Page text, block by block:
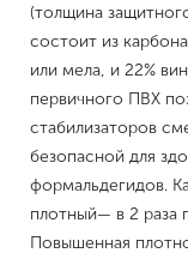
(толщина
состоит из
или мела, и 22%
первичного ПВХ
стабилизаторов
безопасной для
формальдегидов.
плотный— в 2 раза
Повышенная